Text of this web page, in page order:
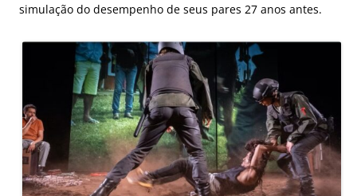
simulação do desempenho de seus pares 27 anos antes.